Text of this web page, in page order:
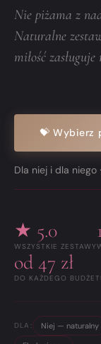
Nie piżama z
Naturalne
miłość
💝 Wybierz
Dla niej i dla niego
★ 5.0
WSZYSTKIE ZESTAWY
od 47 zł
DO KAŻDEGO
DLA: Niej — naturalny